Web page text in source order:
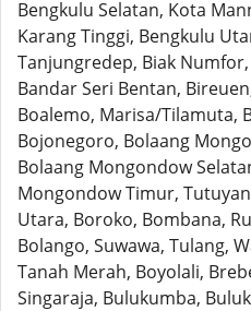
Bengkulu Selatan, Kota
Karang Tinggi, Bengkulu
Tanjungredep, Biak
Bandar Seri Bentan,
Boalemo, Marisa/Tilamuta,
Bojonegoro, Bolaang
Bolaang Mongondow
Mongondow Timur,
Utara, Boroko, Bombana,
Bolango, Suwawa, Tulang,
Tanah Merah, Boyolali,
Singaraja, Bulukumba,